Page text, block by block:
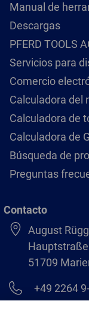
Manual de
Descargas
PFERD TOOLS
Servicios para
Comercio
Calculadora del
Calculadora de
Calculadora de
Búsqueda de
Preguntas
Contacto
August
51709
+49 2264